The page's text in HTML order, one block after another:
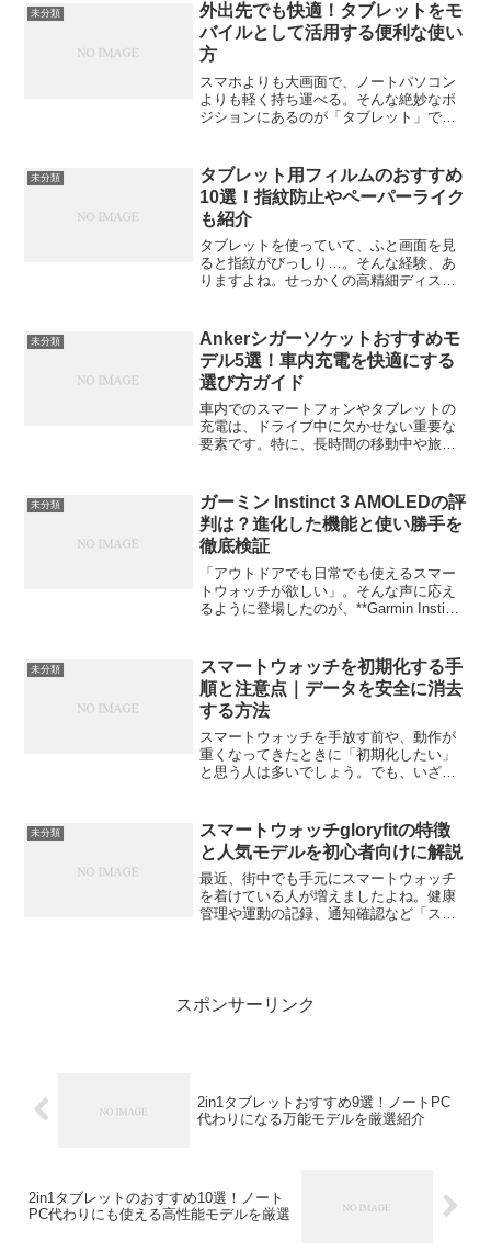
未分類
外出先でも快適！タブレットをモ
バイルとして活用する便利な使い
方
スマホよりも大画面で、ノートパソコン
よりも軽く持ち運べる。そんな絶妙なポ
ジションにあるのが「タブレット」で
い方が注目されています。この記事で
は、タブレットをより快適に使...
未分類
タブレット用フィルムのおすすめ
10選！指紋防止やペーパーライク
も紹介
タブレットを使っていて、ふと画面を見
ると指紋がびっしり…。そんな経験、あ
りますよね。せっかくの高精細ディスプ
い心地をグッと高めてくれる「保護フィ
ルム」のおすすめ10選を...
未分類
Ankerシガーソケットおすすめモ
デル5選！車内充電を快適にする
選び方ガイド
車内でのスマートフォンやタブレットの
充電は、ドライブ中に欠かせない重要な
要素です。特に、長時間の移動中や旅行
535 Car Chargerのシガーソケット充電
器...
未分類
ガーミン Instinct 3 AMOLEDの評
判は？進化した機能と使い勝手を
徹底検証
「アウトドアでも日常でも使えるスマー
トウォッチが欲しい」。そんな声に応え
るように登場したのが、**Garmin Instinct
デル「Instinc...
未分類
スマートウォッチを初期化する手
順と注意点｜データを安全に消去
する方法
スマートウォッチを手放す前や、動作が
重くなってきたときに「初期化したい」
と思う人は多いでしょう。でも、いざリ
ることもあります。この記事では、スマ
ートウォッチを安全に初期化（...
未分類
スマートウォッチgloryfitの特徴
と人気モデルを初心者向けに解説
最近、街中でも手元にスマートウォッチ
を着けている人が増えましたよね。健康
管理や運動の記録、通知確認など「スマ
スポンサーリンク
2in1タブレットおすすめ9選！ノートPC
代わりになる万能モデルを厳選紹介
2in1タブレットのおすすめ10選！ノート
PC代わりにも使える高性能モデルを厳選